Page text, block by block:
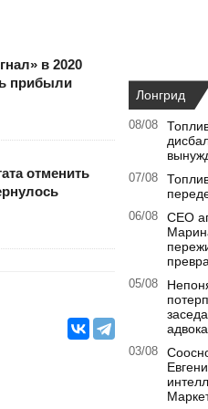
в 2020
прибыли
отменить
Лонгрид
08/08
07/08
06/08
CEO
05/08
03/08